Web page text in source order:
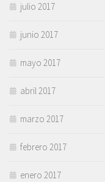
julio 2017
junio 2017
mayo 2017
abril 2017
marzo 2017
febrero 2017
enero 2017